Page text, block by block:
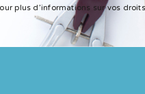
plus d’informations sur vos